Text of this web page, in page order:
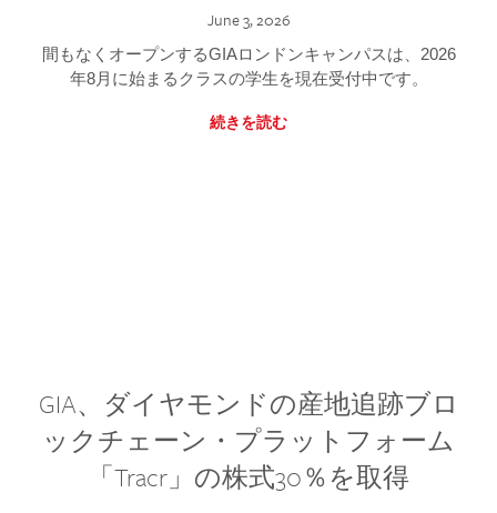
June 3, 2026
間もなくオープンするGIAロンドンキャンパスは、2026
年8月に始まるクラスの学生を現在受付中です。
続きを読む
GIA、ダイヤモンドの産地追跡ブロ
ックチェーン・プラットフォーム
「Tracr」の株式30％を取得